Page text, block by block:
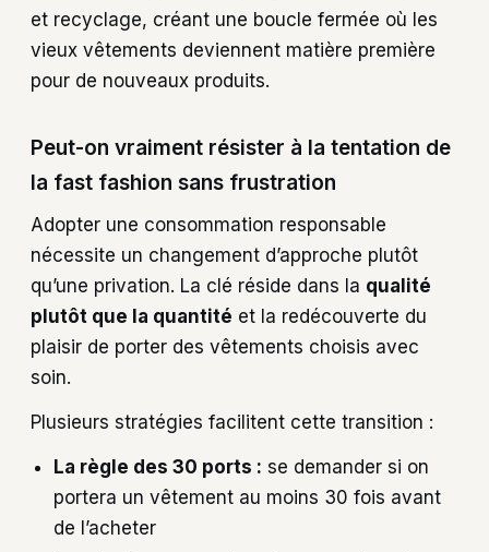
et recyclage, créant une boucle fermée où les
vieux vêtements deviennent matière première
pour de nouveaux produits.
Peut-on vraiment résister à la tentation de
la fast fashion sans frustration
Adopter une consommation responsable
nécessite un changement d’approche plutôt
qu’une privation. La clé réside dans la qualité
plutôt que la quantité et la redécouverte du
plaisir de porter des vêtements choisis avec
soin.
Plusieurs stratégies facilitent cette transition :
La règle des 30 ports : se demander si on
portera un vêtement au moins 30 fois avant
de l’acheter